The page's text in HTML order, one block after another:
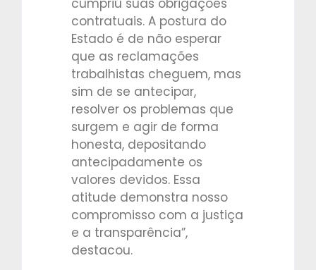
contratuais. A postura do
Estado é de não esperar
que as reclamações
trabalhistas cheguem, mas
sim de se antecipar,
resolver os problemas que
surgem e agir de forma
honesta, depositando
antecipadamente os
valores devidos. Essa
atitude demonstra nosso
compromisso com a justiça
e a transparência”,
destacou.